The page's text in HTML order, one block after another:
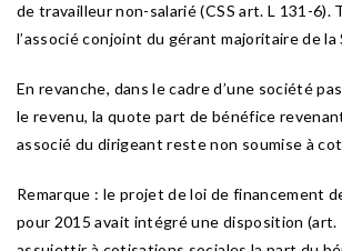
de travailleur non-salarié (CSS art. L 131-6).
l’associé conjoint du gérant majoritaire de la
En revanche, dans le cadre d’une société
le revenu, la quote part de bénéfice
associé du dirigeant reste non soumise à
Remarque : le projet de loi de financement
pour 2015 avait intégré une disposition (art.